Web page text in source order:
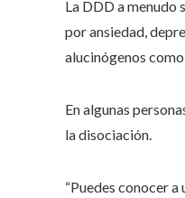
La DDD a menudo
por ansiedad,
alucinógenos
En algunas
la disociación.
“Puedes conocer